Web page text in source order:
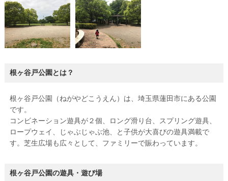
根ヶ谷戸公園とは？
根ヶ谷戸公園（ねがやどこうえん）は、埼玉県蓮田市にある公園
です。
コンビネーション遊具が２個、ロング滑り台、スプリング遊具、
ロープウェイ、じゃぶじゃぶ池、と子供が大喜びの遊具満載で
す。芝生広場も広々として、ファミリーで賑わっています。
根ヶ谷戸公園の遊具・遊び場